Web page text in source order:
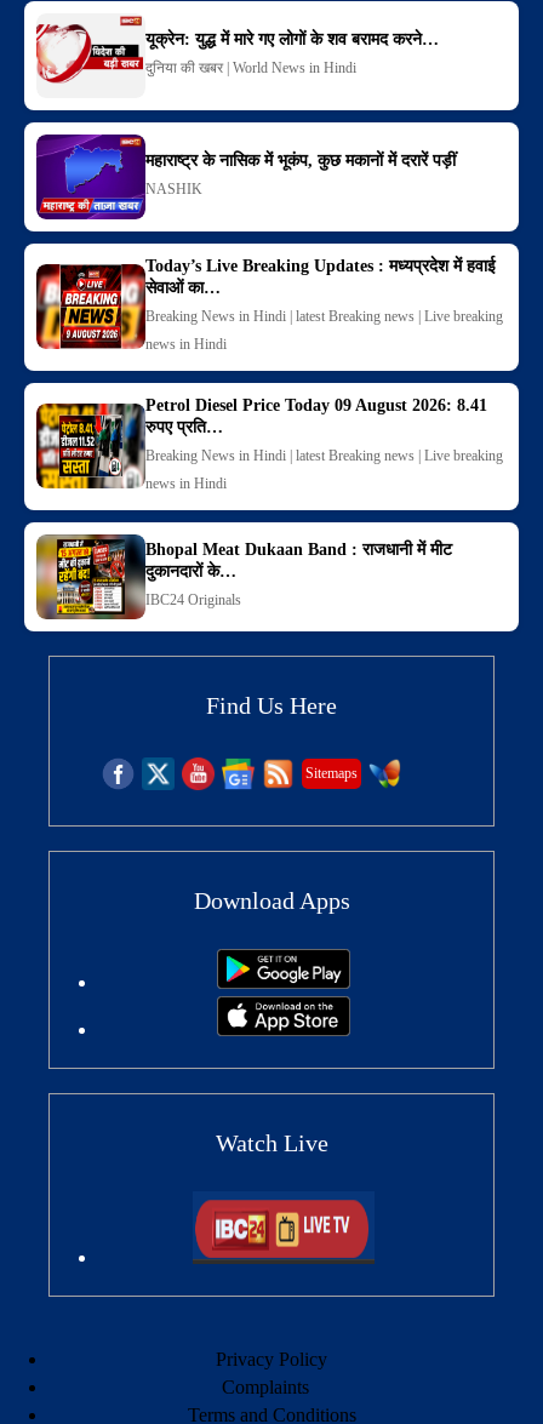
यूक्रेन: युद्ध में मारे गए लोगों के शव बरामद करने…
दुनिया की खबर | World News in Hindi
महाराष्ट्र के नासिक में भूकंप, कुछ मकानों में दरारें पड़ीं
NASHIK
Today’s Live Breaking Updates : मध्यप्रदेश में हवाई
सेवाओं का…
Breaking News in Hindi | latest Breaking news | Live breaking
news in Hindi
Petrol Diesel Price Today 09 August 2026: 8.41
रुपए प्रति…
Breaking News in Hindi | latest Breaking news | Live breaking
news in Hindi
Bhopal Meat Dukaan Band : राजधानी में मीट
दुकानदारों के…
IBC24 Originals
Find Us Here
Sitemaps
Download Apps
Watch Live
Privacy Policy
Complaints
Terms and Conditions